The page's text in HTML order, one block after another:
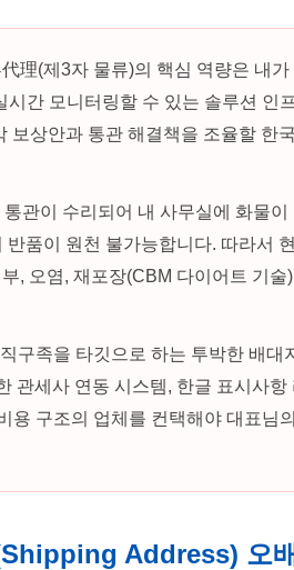
理(제3자 물류)의 핵심 역량은 내
간 모니터링할 수 있는 솔루션 인
상안과 통관 해결책을 조율할 한
통관이 수리되어 내 사무실에 화물이
품이 원천 불가능합니다. 따라서
, 오염, 재포장(CBM 다이어트 기
구족을 타깃으로 하는 투박한 배대
관세사 연동 시스템, 한글 표시사항
용 구조의 업체를 컨택해야 대표님
Address) 오